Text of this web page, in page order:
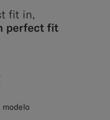
fit in,
perfect fit